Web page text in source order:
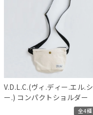
V.D.L.C.(ヴィ.ディー.エル.シ
ー.) コンパクトショルダー
全4種